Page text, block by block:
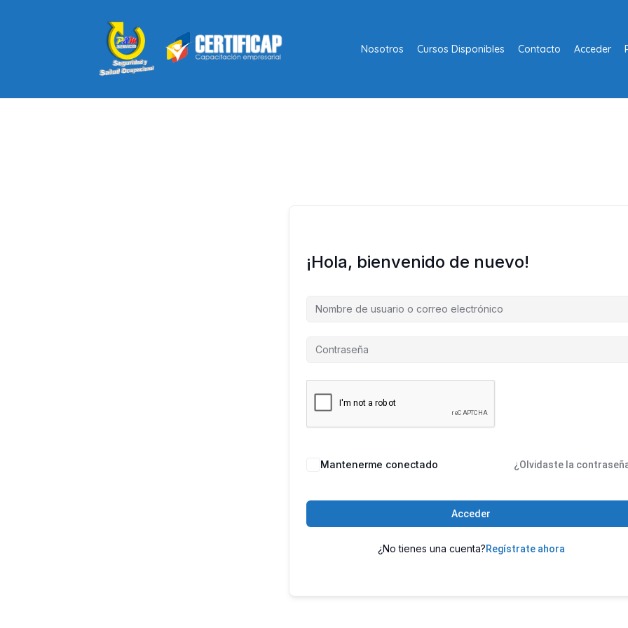
Nosotros Cursos Disponibles Contacto Acceder
¡Hola, bienvenido de nuevo!
Mantenerme conectado ¿Olvidaste la
Acceder
¿No tienes una cuenta?Regístrate ahora